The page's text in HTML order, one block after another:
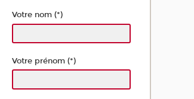
Votre nom (*)
Votre prénom (*)